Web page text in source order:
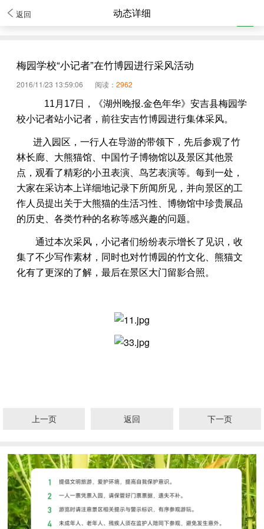
返回 动态详细
梅园学校“小记者”在竹博园进行采风活动
2016/11/23 13:59:06 阅读：2962
11 月 17日，《湖州晚报.金色年华》安吉县梅园学
校小记者站小记者，前往安吉竹博园进行集体采风。
进入园区，一行人在导游的带领下，先后参观了竹
林长廊、大熊猫馆、中国竹子博物馆以及景区其他景
点，观看了精彩的小丑表演、鸟艺表演等。每到一处，
大家在采访本上详细地记录下所闻所见，并向景区的工
作人员提出关于大熊猫的生活习性、博物馆中珍贵展品
的历史、各类竹种的名称等感兴趣的问题。
通过本次采风，小记者们纷纷表示增长了见识，收
集了不少写作素材，同时也对竹博园的竹文化、熊猫文
化有了更深的了解，最后在景区大门留影合照。
上一页 返回 下一页